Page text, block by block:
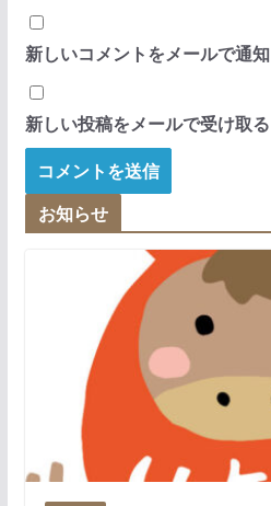
新しいコメントをメールで通知
新しい投稿をメールで受け取る
お知らせ